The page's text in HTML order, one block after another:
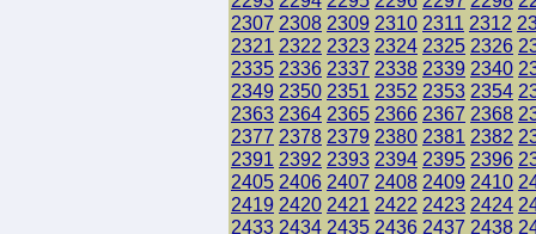
2307 2308 2309 2310 2311 2312
2321 2322 2323 2324 2325 2326
2335 2336 2337 2338 2339 2340
2349 2350 2351 2352 2353 2354
2363 2364 2365 2366 2367 2368
2377 2378 2379 2380 2381 2382
2391 2392 2393 2394 2395 2396
2405 2406 2407 2408 2409 2410
2419 2420 2421 2422 2423 2424
2433 2434 2435 2436 2437 2438